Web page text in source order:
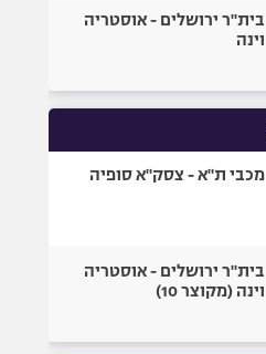
בית"ר ירושלים - אוסטריה
וינה
מכבי ת"א - צסק"א סופיה
בית"ר ירושלים - אוסטריה
וינה (מקוצר 10)